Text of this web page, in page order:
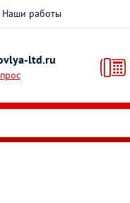
Наши работы
ltd.ru